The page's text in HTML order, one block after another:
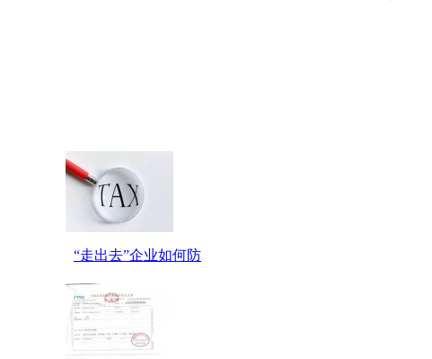
“走出去”企业如何防